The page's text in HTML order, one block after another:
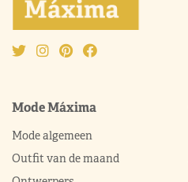
Mode Máxima
Mode algemeen
Outfit van de maand